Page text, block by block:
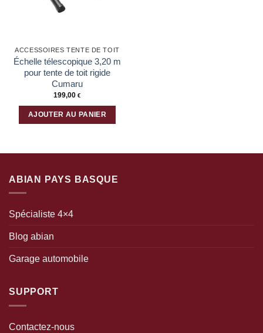
ACCESSOIRES TENTE DE TOIT
Échelle télescopique 3,20 m
pour tente de toit rigide
Cumaru
199,00 €
AJOUTER AU PANIER
ABIAN PAYS BASQUE
Spécialiste 4×4
Blog abian
Garage automobile
SUPPORT
Contactez-nous